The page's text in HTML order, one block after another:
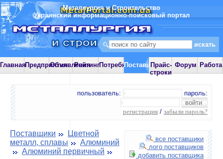
Металлургия и Строительство
Украинский информационно-поисковый портал
ГлавнаяПредприятияОбъявления
РейтингПотребностиПоставщики
Прайс-
строки
Форум Работа
пользователь: пароль:
регистрация / забыли пароль?
все поставщики
лого поставщиков
добавить поставщика
Поставщики
Цветной
металл, сплавы
Алюминий
Алюминий первичный